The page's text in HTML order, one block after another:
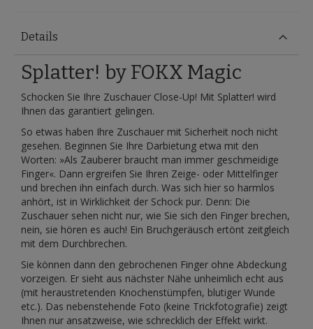
Details
Splatter! by FOKX Magic
Schocken Sie Ihre Zuschauer Close-Up! Mit Splatter! wird
Ihnen das garantiert gelingen.
So etwas haben Ihre Zuschauer mit Sicherheit noch nicht
gesehen. Beginnen Sie Ihre Darbietung etwa mit den
Worten: »Als Zauberer braucht man immer geschmeidige
Finger«. Dann ergreifen Sie Ihren Zeige- oder Mittelfinger
und brechen ihn einfach durch. Was sich hier so harmlos
anhört, ist in Wirklichkeit der Schock pur. Denn: Die
Zuschauer sehen nicht nur, wie Sie sich den Finger brechen,
nein, sie hören es auch! Ein Bruchgeräusch ertönt zeitgleich
mit dem Durchbrechen.
Sie können dann den gebrochenen Finger ohne Abdeckung
vorzeigen. Er sieht aus nächster Nähe unheimlich echt aus
(mit heraustretenden Knochenstümpfen, blutiger Wunde
etc.). Das nebenstehende Foto (keine Trickfotografie) zeigt
Ihnen nur ansatzweise, wie schrecklich der Effekt wirkt.